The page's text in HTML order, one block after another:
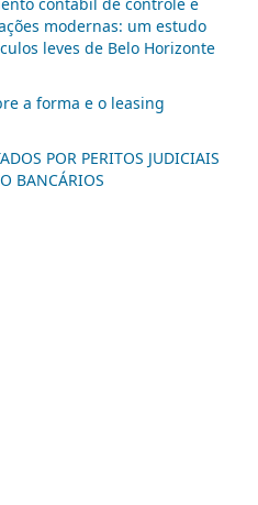
modernas: um estudo
leves de Belo Horizonte
a forma e o leasing
POR PERITOS JUDICIAIS
BANCÁRIOS